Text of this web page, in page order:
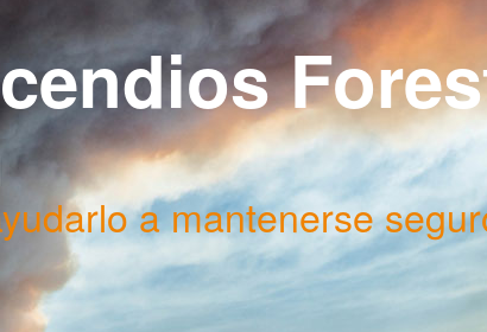
a mantenerse